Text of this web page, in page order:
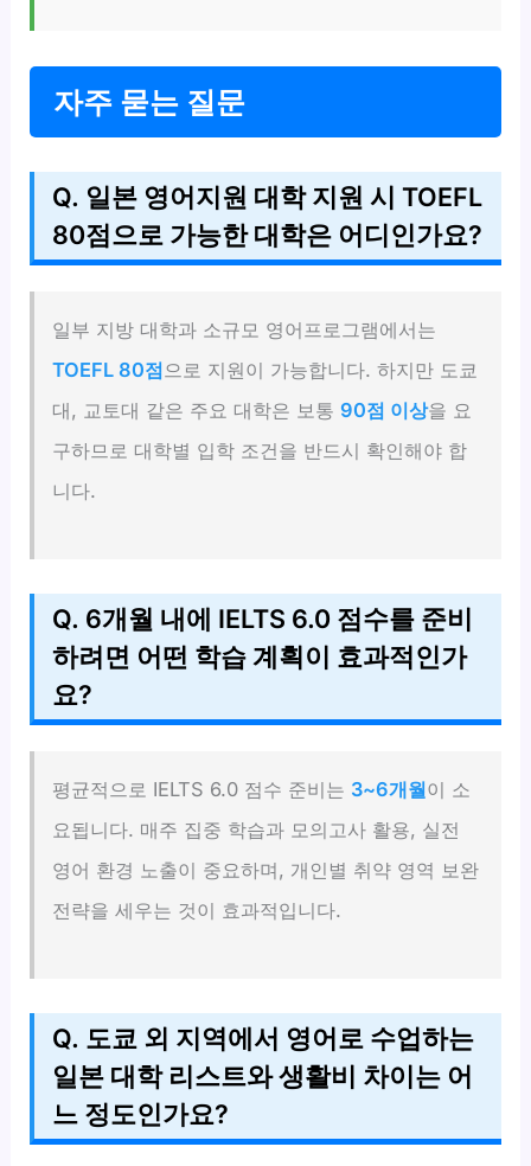
자주 묻는 질문
Q. 일본 영어지원 대학 지원 시 TOEFL
80점으로 가능한 대학은 어디인가요?
일부 지방 대학과 소규모 영어프로그램에서는
TOEFL 80점으로 지원이 가능합니다. 하지만 도쿄
대, 교토대 같은 주요 대학은 보통90점 이상을 요
구하므로 대학별 입학 조건을 반드시 확인해야 합
니다.
Q. 6개월 내에 IELTS 6.0 점수를 준비
하려면 어떤 학습 계획이 효과적인가
요?
평균적으로 IELTS 6.0 점수 준비는 3~6개월이 소
요됩니다. 매주 집중 학습과 모의고사 활용, 실전
영어 환경 노출이 중요하며, 개인별 취약 영역 보완
전략을 세우는 것이 효과적입니다.
Q. 도쿄 외 지역에서 영어로 수업하는
일본 대학 리스트와 생활비 차이는 어
느 정도인가요?